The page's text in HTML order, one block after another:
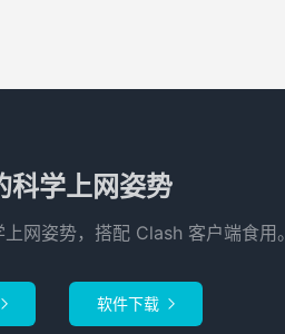
科学上网姿势
网姿势，搭配 Clash 客户端食用。
 软件下载 